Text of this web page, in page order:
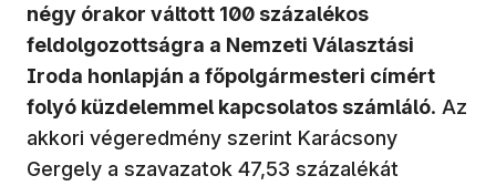
négy órakor váltott 100 százalékos
feldolgozottságra a Nemzeti Választási
Iroda honlapján a főpolgármesteri címért
folyó küzdelemmel kapcsolatos számláló. Az
akkori végeredmény szerint Karácsony
Gergely a szavazatok 47,53 százalékát